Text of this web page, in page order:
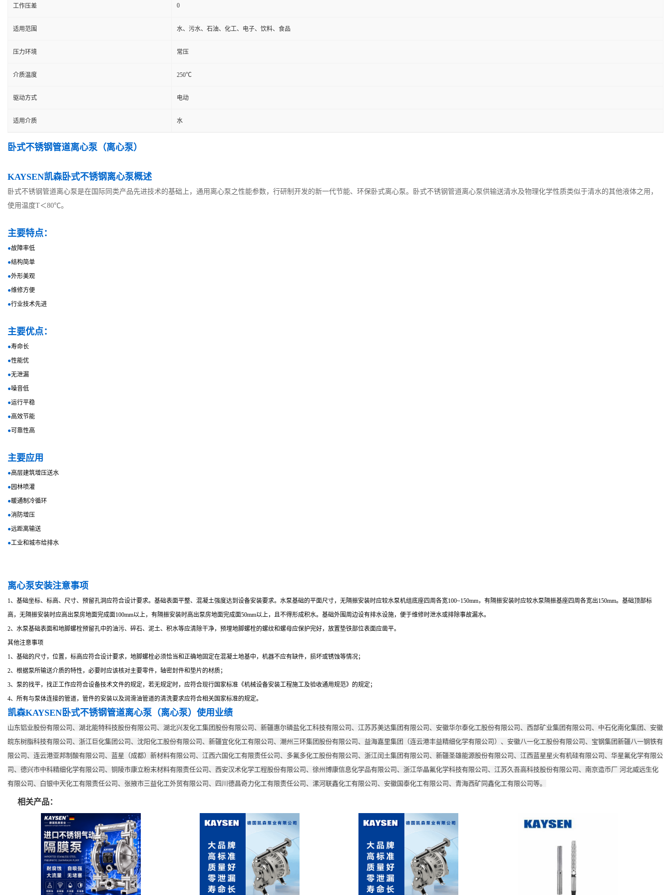
工作压差 0
适用范围 水、污水、石油、化工、电子、饮料、食品
压力环境 常压
介质温度 250℃
驱动方式 电动
适用介质 水
卧式不锈钢管道离心泵（离心泵）
KAYSEN凯森卧式不锈钢离心泵概述
卧式不锈钢管道离心泵是在国际同类产品先进技术的基础上，通用离心泵之性能参数，行研制开发的新一代节能、环保卧式离心泵。卧式不锈钢管道离心泵供输送清水及物理化学性质类似于清水的其他液体之用，
使用温度T＜80℃。
主要特点：
●故障率低
●结构简单
●外形美观
●维修方便
●行业技术先进
主要优点：
●寿命长
●性能优
●无泄漏
●噪音低
●运行平稳
●高效节能
●可靠性高
主要应用
●高层建筑增压送水
●园林喷灌
●暖通制冷循环
●消防增压
●远距离输送
●工业和城市给排水
离心泵安装注意事项
1、基础坐标、标高、尺寸、预留孔洞应符合设计要求。基础表面平整、混凝土强度达到设备安装要求。水泵基础的平面尺寸，无隔振安装时应较水泵机组底座四周各宽100~150mm，有隔振安装时应较水泵隔振基座四周各宽出150mm。基础顶部标
高，无隔振安装时应高出泵房地面完成面100mm以上，有隔振安装时高出泵房地面完成面50mm以上，且不得形成积水。基础外围周边设有排水设施，便于维修时泄水或排除事故漏水。
2、水泵基础表面和地脚螺栓预留孔中的油污、碎石、泥土、积水等应清除干净，预埋地脚螺栓的螺纹和螺母应保护完好，放置垫铁部位表面应凿平。
其他注意事项
1、基础的尺寸，位置，标高应符合设计要求，地脚螺栓必须恰当和正确地固定在混凝土地基中，机器不应有缺件，损坏或锈蚀等情况；
2、根据泵所输送介质的特性，必要时应该核对主要零件，轴密封件和垫片的材质；
3、泵的找平，找正工作应符合设备技术文件的规定，若无规定时，应符合现行国家标准《机械设备安装工程施工及验收通用规范》的规定；
4、所有与泵体连接的管道，管件的安装以及润滑油管道的清洗要求应符合相关国家标准的规定。
凯森KAYSEN卧式不锈钢管道离心泵（离心泵） 使用业绩
山东铝业股份有限公司、湖北能特科技股份有限公司、湖北兴发化工集团股份有限公司、新疆惠尔磷盐化工科技有限公司、江苏苏美达集团有限公司、安徽华尔泰化工股份有限公司、西部矿业集团有限公司、中石化南化集团、安徽
皖东树脂科技有限公司、浙江巨化集团公司、沈阳化工股份有限公司、新疆宜化化工有限公司、潮州三环集团股份有限公司、益海嘉里集团（连云港丰益精细化学有限公司）、安徽八一化工股份有限公司、宝钢集团新疆八一钢铁有
限公司、连云港亚邦制酸有限公司、蓝星（成都）新材料有限公司、江西六国化工有限责任公司、多氟多化工股份有限公司、浙江闰土集团有限公司、新疆圣雄能源股份有限公司、江西蓝星星火有机硅有限公司、华星氟化学有限公
司、德兴市中科精细化学有限公司、铜陵市康立粉末材料有限责任公司、西安汉术化学工程股份有限公司、徐州博康信息化学品有限公司、浙江华晶氟化学科技有限公司、江苏久吾高科技股份有限公司、南京造币厂 河北威远生化
有限公司、白银中天化工有限责任公司、张掖市三益化工外贸有限公司、四川德昌奇力化工有限责任公司、漯河联鑫化工有限公司、安徽国泰化工有限公司、青海西矿同鑫化工有限公司等。
相关产品：